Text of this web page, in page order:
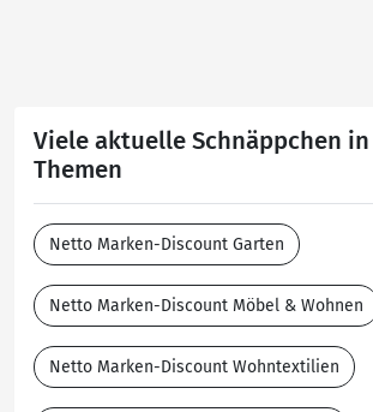
Viele aktuelle Schnäppchen
Themen
Netto Marken-Discount Garten
Netto Marken-Discount Möbel & Wohnen
Netto Marken-Discount Wohntextilien